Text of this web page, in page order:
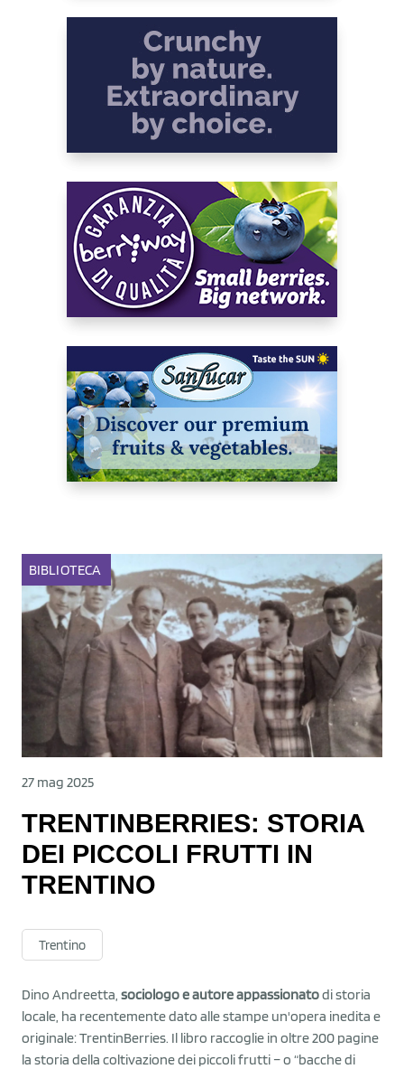
BIBLIOTECA
27 mag 2025
TRENTINBERRIES: STORIA
DEI PICCOLI FRUTTI IN
TRENTINO
Trentino
Dino Andreetta, sociologo e autore appassionatodi storia
locale, ha recentemente dato alle stampe un'opera inedita e
originale: TrentinBerries. Il libro raccoglie in oltre 200 pagine
la storia della coltivazione dei piccoli frutti – o “bacche di